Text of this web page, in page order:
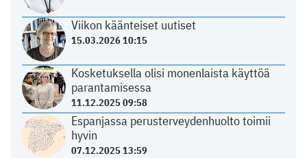
Viikon käänteiset uutiset
15.03.2026 10:15
Kosketuksella olisi monenlaista käyttöä
parantamisessa
11.12.2025 09:58
Espanjassa perusterveydenhuolto toimii
hyvin
07.12.2025 13:59